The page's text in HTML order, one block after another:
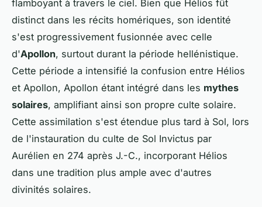
flamboyant à travers le ciel. Bien que Hélios fût
distinct dans les récits homériques, son identité
s'est progressivement fusionnée avec celle
d'Apollon, surtout durant la période hellénistique.
Cette période a intensifié la confusion entre Hélios
et Apollon, Apollon étant intégré dans les mythes
solaires, amplifiant ainsi son propre culte solaire.
Cette assimilation s'est étendue plus tard à Sol, lors
de l'instauration du culte de Sol Invictus par
Aurélien en 274 après J.-C., incorporant Hélios
dans une tradition plus ample avec d'autres
divinités solaires.